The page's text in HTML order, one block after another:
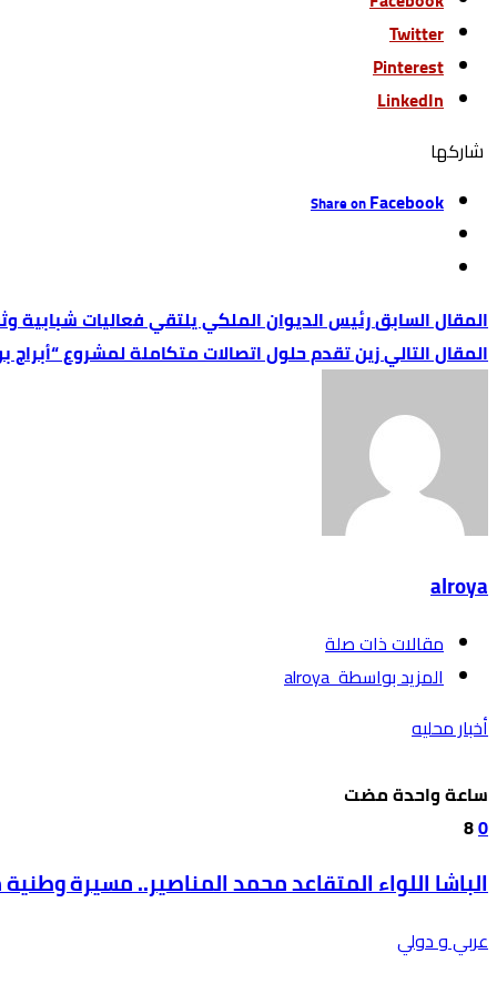
Twitter
Pinterest
LinkedIn
‫‫ شاركها‬
Share onFacebook
رئيس الديوان الملكي يلتقي فعاليات شبابية
زين تقدم حلول اتصالات متكاملة لمشروع “أبراج
alroya
‫مقالات ذات صلة‬
‫‫المزيد بواسطة‬ ‬ alroya
أخبار محليه
‫‫‫‏‫ساعة واحدة مضت‬
0
8
الباشا اللواء المتقاعد محمد المناصير.. مسيرة
عربي و دولي